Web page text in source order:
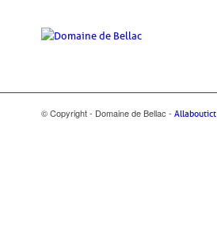
© Copyright - Domaine de Bellac - Allaboutict